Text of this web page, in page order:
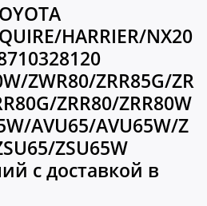
HARRIER/NX20
ZWR80/ZRR85G/ZR
ZRR80/ZRR80W
AVU65/AVU65W/Z
ZSU65W
с доставкой в